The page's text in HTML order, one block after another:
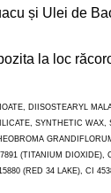
și Ulei de
la loc
DIISOSTEARYL
SYNTHETIC
(TITANIUM
(RED 34 LAKE), CI